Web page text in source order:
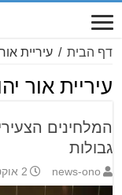
דף הבית / עיריית
עיריית אור
המלחינים
גבולות
news-ono 2 אוקטובר 2018 15:28